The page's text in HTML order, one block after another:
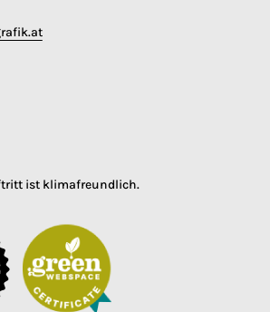
ist klimafreundlich.